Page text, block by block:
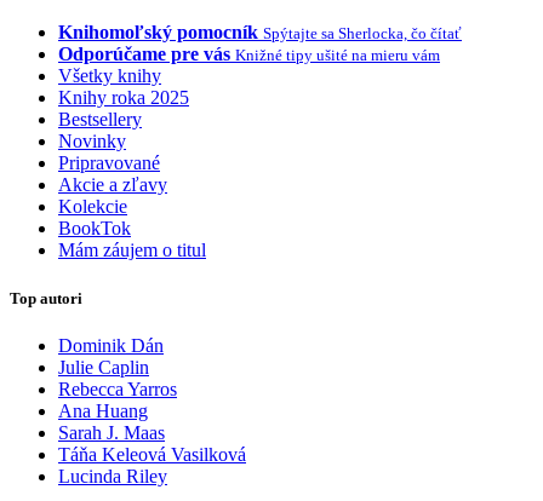
Knihomoľský pomocník Spýtajte sa Sherlocka, čo čítať
Odporúčame pre vás Knižné tipy ušité na mieru vám
Všetky knihy
Knihy roka 2025
Bestsellery
Novinky
Pripravované
Akcie a zľavy
Kolekcie
BookTok
Mám záujem o titul
Top autori
Dominik Dán
Julie Caplin
Rebecca Yarros
Ana Huang
Sarah J. Maas
Táňa Keleová Vasilková
Lucinda Riley